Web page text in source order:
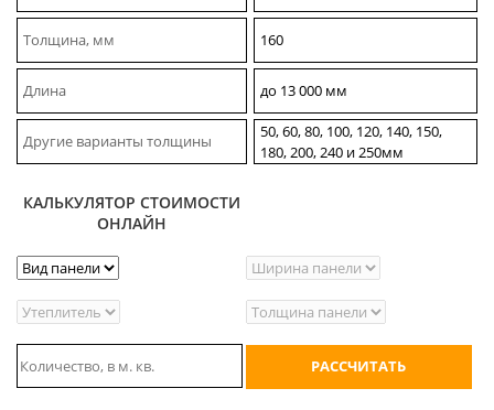
Толщина, мм 160
Длина до 13 000 мм
Другие варианты толщины
50, 60, 80, 100, 120, 140, 150,
180, 200, 240 и 250мм
КАЛЬКУЛЯТОР СТОИМОСТИ
ОНЛАЙН
РАССЧИТАТЬ